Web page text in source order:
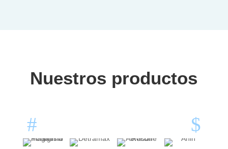
Nuestros productos